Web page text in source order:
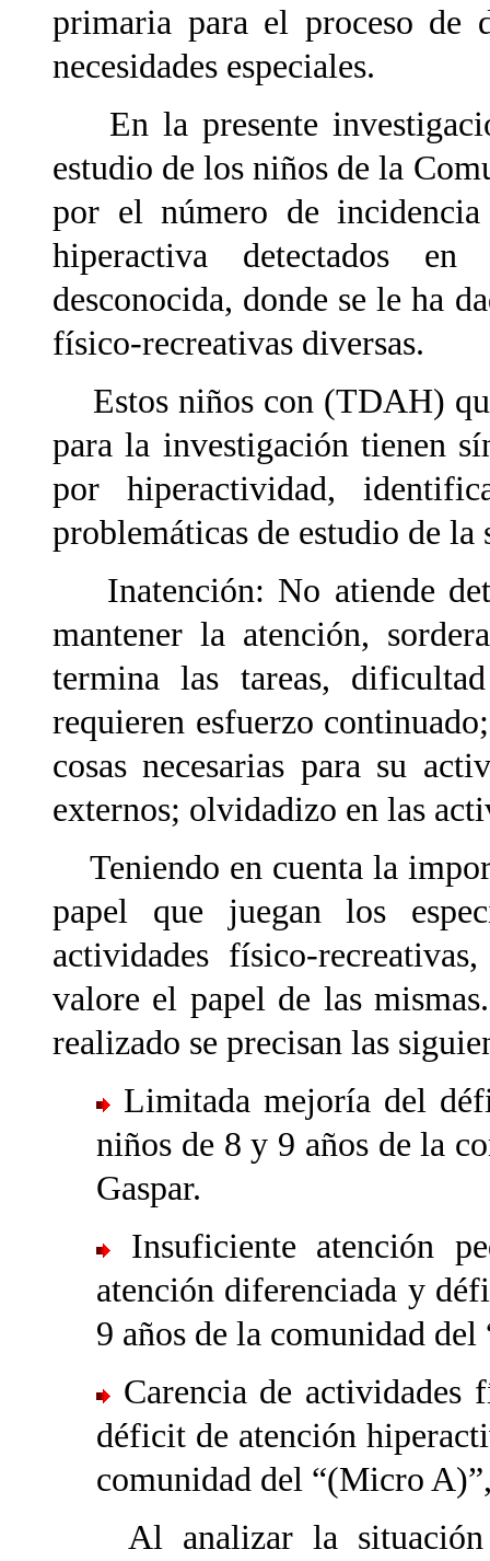
primaria para el proceso de
necesidades especiales.
En la presente
estudio de los niños de la
por el número de
hiperactiva detectados
desconocida, donde se le ha
físico-recreativas diversas.
Estos niños con (TDAH)
para la investigación tienen
por hiperactividad,
problemáticas de estudio de la
Inatención: No atiende
mantener la atención,
termina las tareas,
requieren esfuerzo
cosas necesarias para su
externos; olvidadizo en las
Teniendo en cuenta la
papel que juegan los
actividades físico-
valore el papel de las
realizado se precisan las
Limitada mejoría del
niños de 8 y 9 años de la
Gaspar.
Insuficiente atención
atención diferenciada y
9 años de la comunidad
Carencia de actividades
déficit de atención
comunidad del “(Micro
Al analizar la situación